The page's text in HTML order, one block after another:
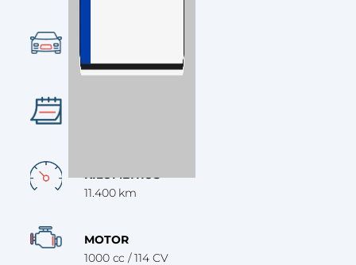
SUV
KILÓMETROS
11.400 km
MOTOR
1000 cc / 114 CV